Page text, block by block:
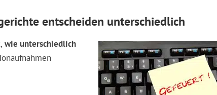
// Prüfung auf Wirksamkeit // Aufzeigen von
entscheiden unterschiedlich